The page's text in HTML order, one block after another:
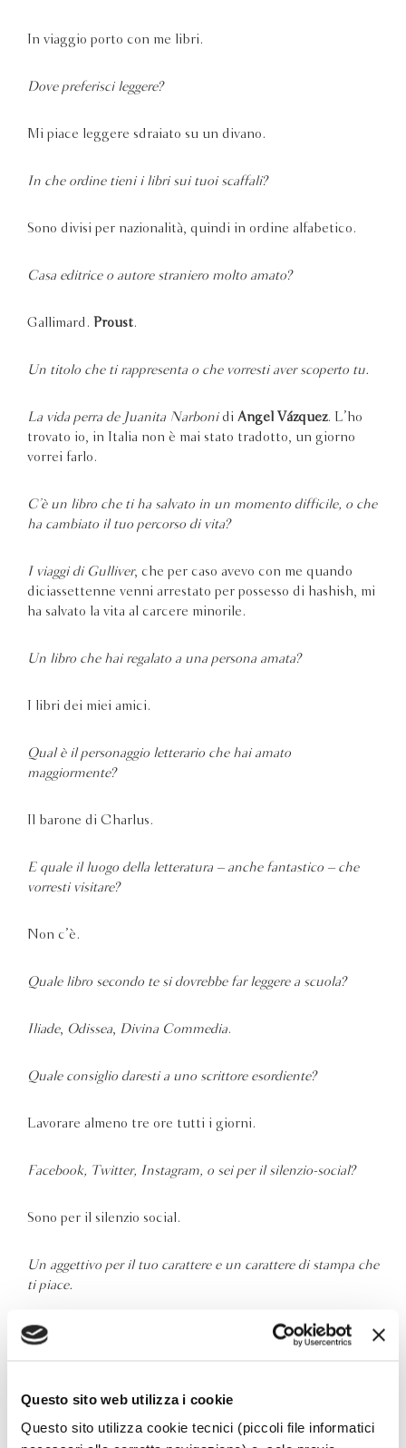
Questo sito web utilizza i cookie
Questo sito utilizza cookie tecnici (piccoli file informatici
In viaggio porto con me libri.
Dove preferisci leggere?
Mi piace leggere sdraiato su un divano.
In che ordine tieni i libri sui tuoi scaffali?
Sono divisi per nazionalità, quindi in ordine alfabetico.
Casa editrice o autore straniero molto amato?
Gallimard. Proust.
Un titolo che ti rappresenta o che vorresti aver scoperto tu.
La vida perra de Juanita Narbonidi Angel Vázquez. L’ho
trovato io, in Italia non è mai stato tradotto, un giorno
vorrei farlo.
C’è un libro che ti ha salvato in un momento difficile, o che
ha cambiato il tuo percorso di vita?
I viaggi di Gulliver, che per caso avevo con me quando
diciassettenne venni arrestato per possesso di hashish, mi
ha salvato la vita al carcere minorile.
Un libro che hai regalato a una persona amata?
I libri dei miei amici.
Qual è il personaggio letterario che hai amato
maggiormente?
Il barone di Charlus.
E quale il luogo della letteratura – anche fantastico – che
vorresti visitare?
Non c’è.
Quale libro secondo te si dovrebbe far leggere a scuola?
Iliade, Odissea Divina Commedia.
Quale consiglio daresti a uno scrittore esordiente?
Lavorare almeno tre ore tutti i giorni.
Facebook, Twitter, Instagram, o sei per il silenzio-social?
Sono per il silenzio social.
Un aggettivo per il tuo carattere e un carattere di stampa che
ti piace.
Allegro. Bodoni.
Rigida.